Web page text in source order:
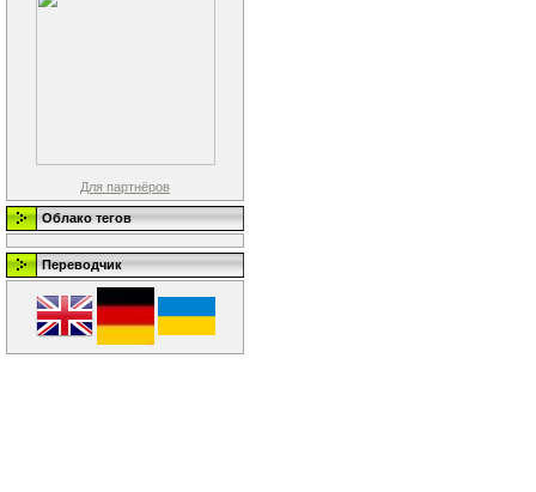
Для партнёров
Облако тегов
Переводчик